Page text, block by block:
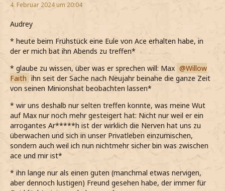
4. Februar 2024 um 20:04
Audrey
* heute beim Frühstück eine Eule von Ace erhalten habe, in
der er mich bat ihn Abends zu treffen*
* glaube zu wissen, über was er sprechen will: Max
Willow
Faith ihn seit der Sache nach Neujahr beinahe die ganze Zeit
von seinen Minionshat beobachten lassen*
* wir uns deshalb nur selten treffen konnte, was meine Wut
auf Max nur noch mehr gesteigert hat: Nicht nur weil er ein
arrogantes Ar*****h ist der wirklich die Nerven hat uns zu
überwachen und sich in unser Privatleben einzumischen,
sondern auch weil ich nun nichtmehr sicher bin was zwischen
ace und mir ist*
* ihn lange nur als einen guten (manchmal etwas nervigen,
aber dennoch lustigen) Freund gesehen habe, der immer für